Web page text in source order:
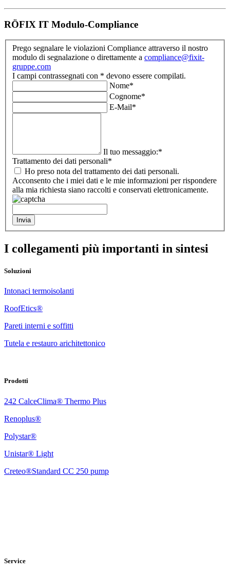
RÖFIX IT Modulo-Compliance
Prego segnalare le violazioni Compliance attraverso il nostro
modulo di segnalazione o direttamente a compliance@fixit-
gruppe.com
I campi contrassegnati con * devono essere compilati.
Nome*
Cognome*
E-Mail*
Il tuo messaggio:*
Trattamento dei dati personali*
Acconsento che i miei dati e le mie informazioni per rispondere
alla mia richiesta siano raccolti e conservati elettronicamente.
I collegamenti più importanti in sintesi
Soluzioni
Intonaci termoisolanti
RoofEtics®
Pareti interni e soffitti
Tutela e restauro arichitettonico
Prodotti
242 CalceClima® Thermo Plus
Renoplus®
Polystar®
Unistar® Light
Creteo®Standard CC 250 pump
Service